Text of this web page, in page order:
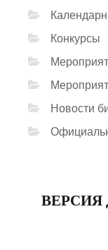
Конкурсы
Новости